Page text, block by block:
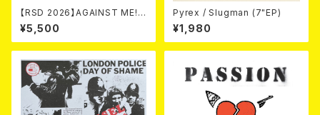
【RSD 2026】AGAINST ME! /
NEW WAVE B-SIDES [RSD V
INYL EP][Coloured Vinyl](1
2")
¥5,500
Pyrex / Slugman (7"EP)
¥1,980